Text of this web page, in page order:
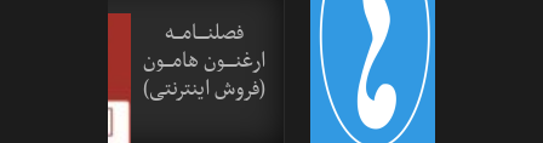
فصلنــــامـــه
ارغنــــون هامـــون
(فروش اینترنتی)